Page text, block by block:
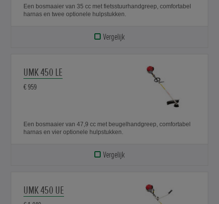
Een bosmaaier van 35 cc met fietsstuurhandgreep, comfortabel
harnas en twee optionele hulpstukken.
Vergelijk
UMK 450 LE
€ 959
Een bosmaaier van 47,9 cc met beugelhandgreep, comfortabel
harnas en vier optionele hulpstukken.
Vergelijk
UMK 450 UE